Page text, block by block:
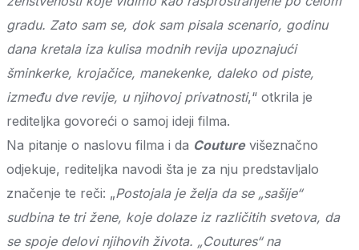
gradu. Zato sam se, dok sam pisala scenario, godinu
dana kretala iza kulisa modnih revija upoznajući
šminkerke, krojačice, manekenke, daleko od piste,
između dve revije, u njihovoj privatnosti,“ otkrila je
rediteljka govoreći o samoj ideji filma.
Na pitanje o naslovu filma i da Couturevišeznačno
odjekuje, rediteljka navodi šta je za nju predstavljalo
značenje te reči: „Postojala je želja da se „sašije“
sudbina te tri žene, koje dolaze iz različitih svetova, da
se spoje delovi njihovih života. „Coutures“ na